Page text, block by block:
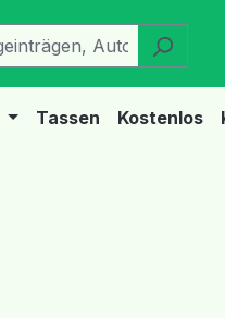
Tassen Kostenlos